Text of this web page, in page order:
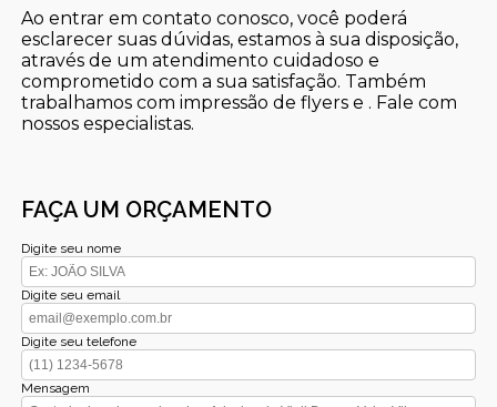
Ao entrar em contato conosco, você poderá
esclarecer suas dúvidas, estamos à sua disposição,
através de um atendimento cuidadoso e
comprometido com a sua satisfação. Também
trabalhamos com impressão de flyers e . Fale com
nossos especialistas.
FAÇA UM ORÇAMENTO
Digite seu nome
Digite seu email
Digite seu telefone
Mensagem